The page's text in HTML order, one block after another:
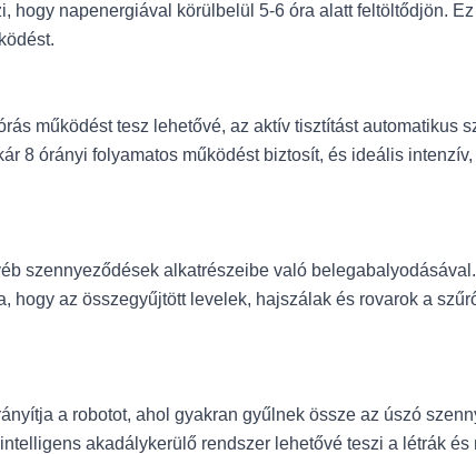
hogy napenergiával körülbelül 5-6 óra alatt feltöltődjön.
működést tesz lehetővé, az aktív tisztítást automatikus
8 órányi folyamatos működést biztosít, és ideális
szennyeződések alkatrészeibe való
az összegyűjtött levelek, hajszálak és rovarok a
a robotot, ahol gyakran gyűlnek össze az úszó
akadálykerülő rendszer lehetővé teszi a létrák